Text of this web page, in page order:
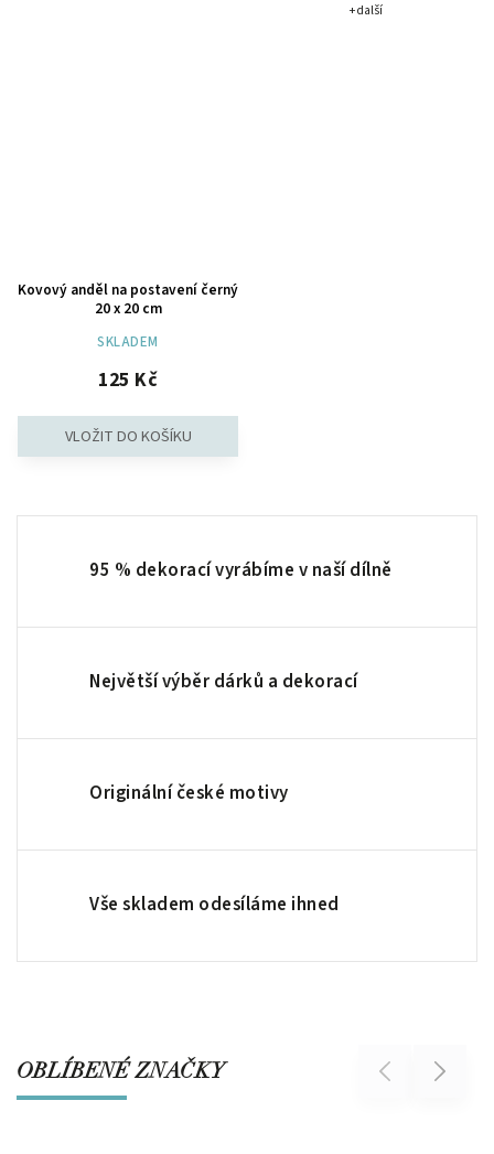
+ další
Kovový anděl na postavení černý
20 x 20 cm
SKLADEM
125 Kč
95 % dekorací vyrábíme v naší dílně
Největší výběr dárků a dekorací
Originální české motivy
Vše skladem odesíláme ihned
OBLÍBENÉ ZNAČKY Previous Next